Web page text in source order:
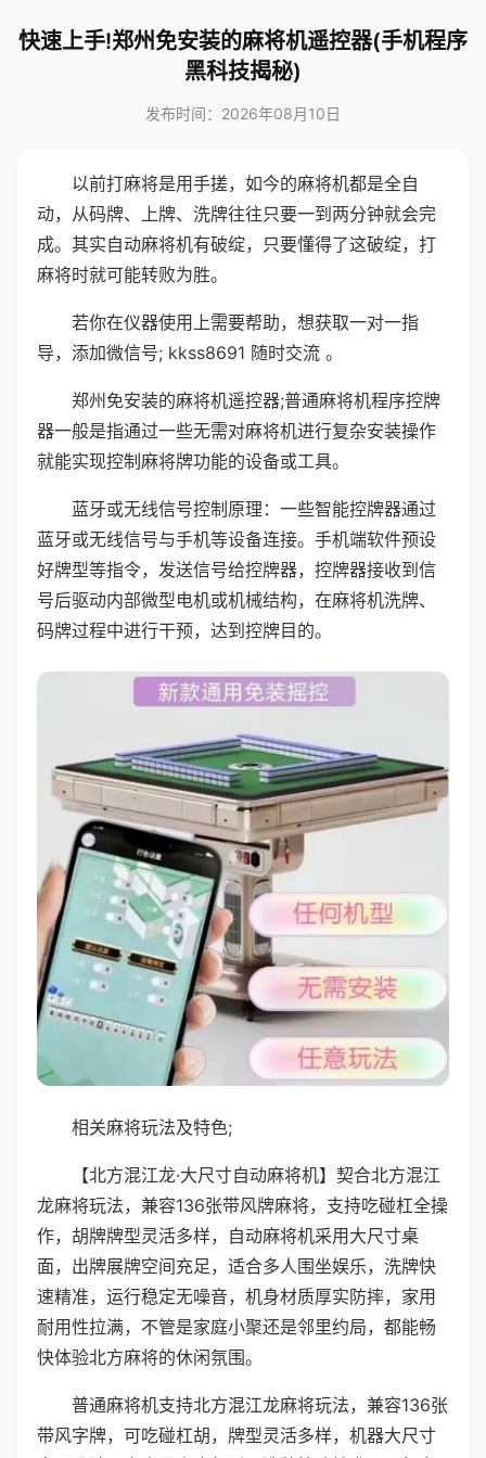
快速上手!郑州免安装的麻将机遥控器(手机程序
黑科技揭秘)
发布时间：2026年08月10日
以前打麻将是用手搓，如今的麻将机都是全自
动，从码牌、上牌、洗牌往往只要一到两分钟就会完
成。其实自动麻将机有破绽，只要懂得了这破绽，打
麻将时就可能转败为胜。
若你在仪器使用上需要帮助，想获取一对一指
导，添加微信号; kkss8691 随时交流 。
郑州免安装的麻将机遥控器;普通麻将机程序控牌
器一般是指通过一些无需对麻将机进行复杂安装操作
就能实现控制麻将牌功能的设备或工具。
蓝牙或无线信号控制原理：一些智能控牌器通过
蓝牙或无线信号与手机等设备连接。手机端软件预设
好牌型等指令，发送信号给控牌器，控牌器接收到信
号后驱动内部微型电机或机械结构，在麻将机洗牌、
码牌过程中进行干预，达到控牌目的。
相关麻将玩法及特色;
【北方混江龙·大尺寸自动麻将机】契合北方混江
龙麻将玩法，兼容136张带风牌麻将，支持吃碰杠全操
作，胡牌牌型灵活多样，自动麻将机采用大尺寸桌
面，出牌展牌空间充足，适合多人围坐娱乐，洗牌快
速精准，运行稳定无噪音，机身材质厚实防摔，家用
耐用性拉满，不管是家庭小聚还是邻里约局，都能畅
快体验北方麻将的休闲氛围。
普通麻将机支持北方混江龙麻将玩法，兼容136张
带风字牌，可吃碰杠胡，牌型灵活多样，机器大尺寸